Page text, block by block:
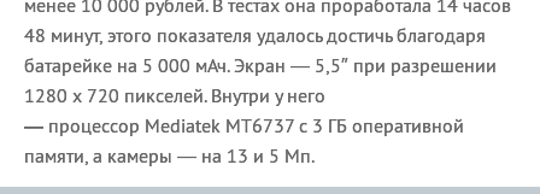
менее 10 000 рублей. В тестах она проработала 14 часов
48 минут, этого показателя удалось достичь благодаря
батарейке на 5 000 мАч. Экран — 5,5″ при разрешении
1280 x 720 пикселей. Внутри у него
— процессор Mediatek MT6737 с 3 ГБ оперативной
памяти, а камеры — на 13 и 5 Мп.